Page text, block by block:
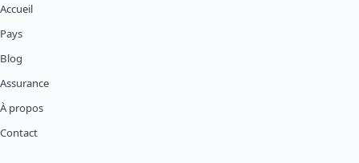
Accueil
Pays
Blog
Assurance
À propos
Contact